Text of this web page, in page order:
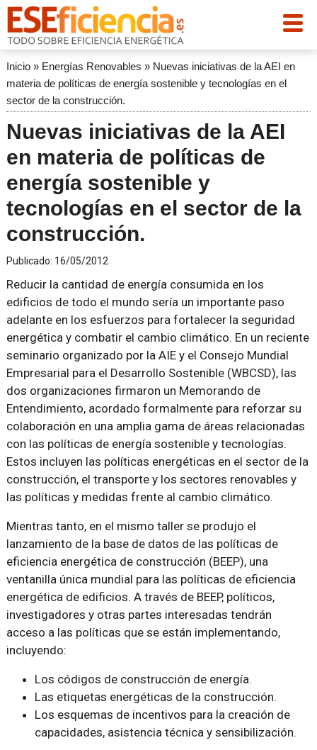
Inicio» Energías Renovables » Nuevas iniciativas de la AEI en
materia de políticas de energía sostenible y tecnologías en el
sector de la construcción.
Nuevas iniciativas de la AEI
en materia de políticas de
energía sostenible y
tecnologías en el sector de la
construcción.
Publicado: 16/05/2012
Reducir la cantidad de energía consumida en los
edificios de todo el mundo sería un importante paso
adelante en los esfuerzos para fortalecer la seguridad
energética y combatir el cambio climático. En un reciente
seminario organizado por la AIE y el Consejo Mundial
Empresarial para el Desarrollo Sostenible (WBCSD), las
dos organizaciones firmaron un Memorando de
Entendimiento, acordado formalmente para reforzar su
colaboración en una amplia gama de áreas relacionadas
con las políticas de energía sostenible y tecnologías.
Estos incluyen las políticas energéticas en el sector de la
construcción, el transporte y los sectores renovables y
las políticas y medidas frente al cambio climático.
Mientras tanto, en el mismo taller se produjo el
lanzamiento de la base de datos de las políticas de
eficiencia energética de construcción (BEEP), una
ventanilla única mundial para las políticas de eficiencia
energética de edificios. A través de BEEP, políticos,
investigadores y otras partes interesadas tendrán
acceso a las políticas que se están implementando,
incluyendo:
Los códigos de construcción de energía.
Las etiquetas energéticas de la construcción.
Los esquemas de incentivos para la creación de
capacidades, asistencia técnica y sensibilización.